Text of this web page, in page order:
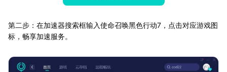
第二步：在加速器搜索框输入使命召唤黑色行动7，点击对应游戏图
标，畅享加速服务。